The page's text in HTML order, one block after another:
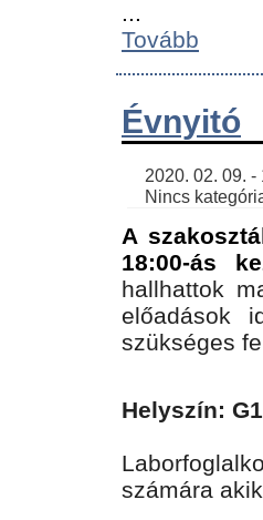
Tovább
Évnyitó
Nincs
A
18:00-ás
hallhattok
előadások
szükséges
Helyszín:
számára